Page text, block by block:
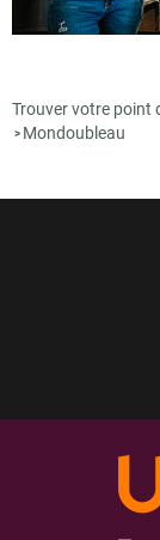
Trouver votre point
> Mondoubleau